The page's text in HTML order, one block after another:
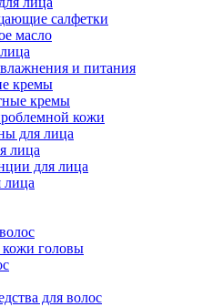
салфетки
масло
и питания
кремы
кремы
кожи
для лица
лица
для лица
лица
кожи головы
для волос